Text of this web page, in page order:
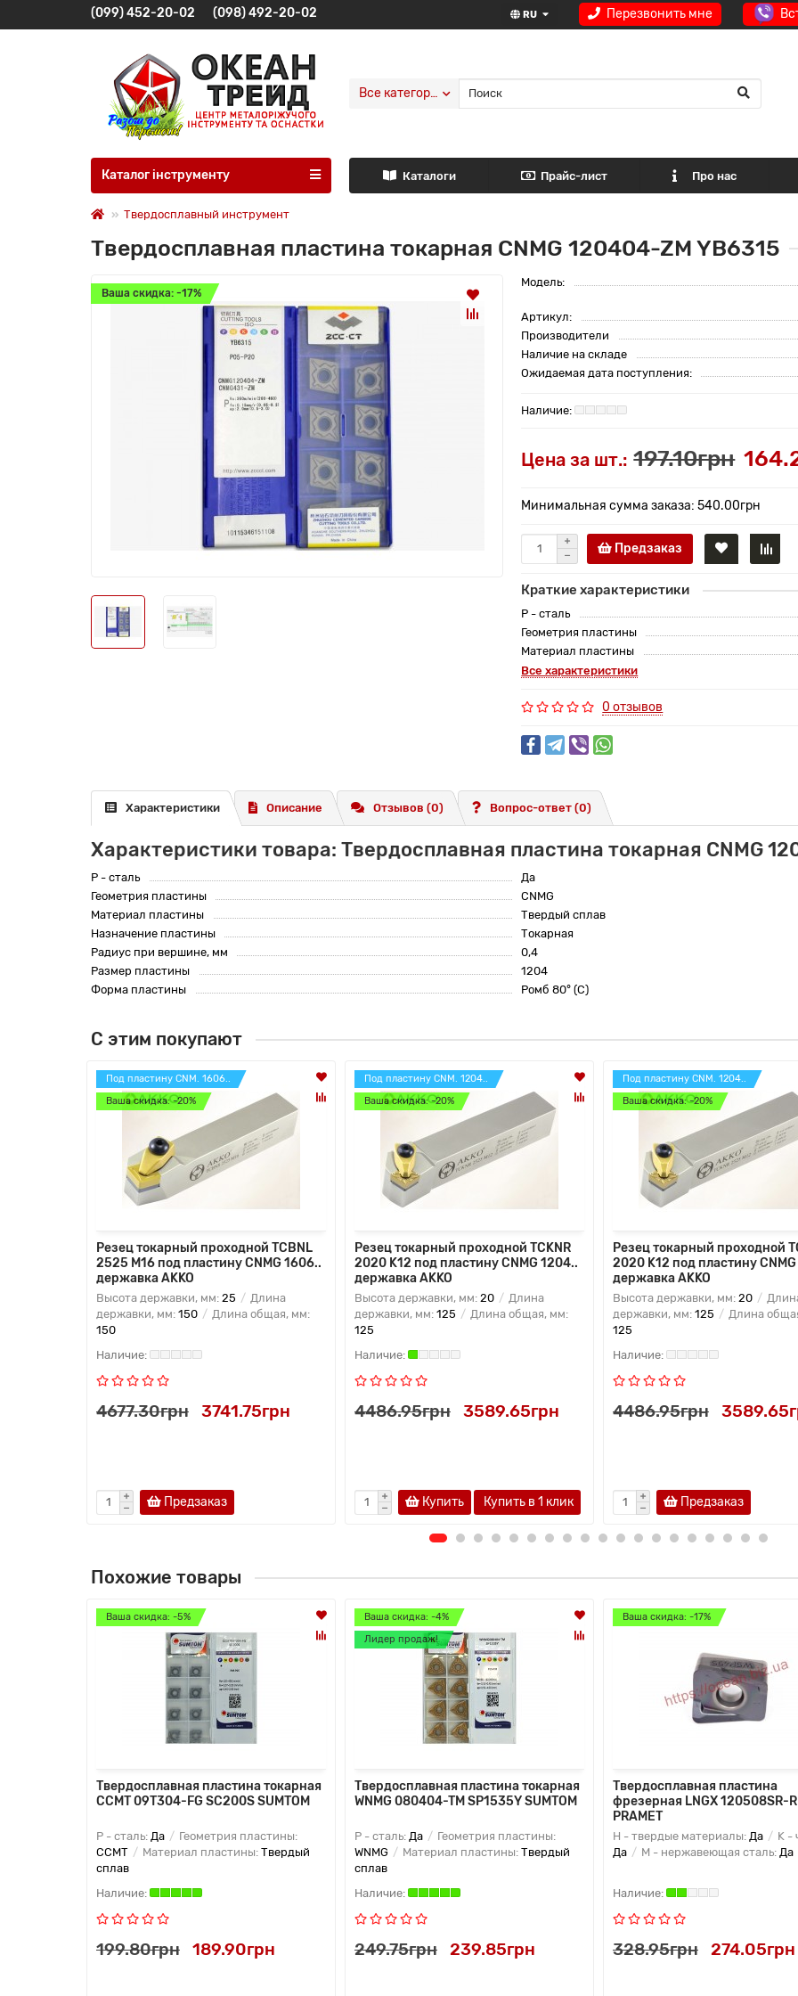
Перезвонить мне
RU
(099) 452-20-02 (098) 492-20-02
Все категории
Каталог інструменту Каталоги Прайс-лист Про нас
Твердосплавный инструмент
Твердосплавная пластина токарная CNMG 120404-ZM YB6315
Ваша скидка: -17%
Модель:
Артикул:
Производители
Наличие на складе
Ожидаемая дата поступления:
Цена за шт.: 197.10грн
Минимальная сумма заказа: 540.00грн
Предзаказ
Краткие характеристики
P - сталь
Геометрия пластины
Материал пластины
Все характеристики
0 отзывов
Характеристики Описание Отзывов (0) Вопрос-ответ (0)
Характеристики товара: Твердосплавная пластина токарная CNMG
P - сталь
Да
Геометрия пластины
CNMG
Материал пластины
Твердый сплав
Назначение пластины
Токарная
Радиус при вершине, мм
0,4
Размер пластины
1204
Форма пластины
Ромб 80° (C)
С этим покупают
Под пластину CNM. 1606..
Ваша скидка: -20%
Резец токарный проходной TCBNL
2525 M16 под пластину CNMG 1606..
державка AKKO
Высота державки, мм: 25
Длина
державки, мм: 150
Длина общая, мм:
150
4677.30грн 3741.75грн
Предзаказ
Под пластину CNM. 1204..
Ваша скидка: -20%
Резец токарный проходной TCKNR
2020 K12 под пластину CNMG 1204..
державка AKKO
Высота державки, мм: 20
Длина
державки, мм: 125
Длина общая, мм:
125
4486.95грн 3589.65грн
Купить Купить в 1 клик
Под пластину CNM. 1204..
Ваша скидка: -20%
Резец токарный проходной
2020 K12 под пластину
державка AKKO
Высота державки, мм: 20
державки, мм: 125
Длина
125
4486.95грн
Предзаказ
Похожие товары
Ваша скидка: -5%
Твердосплавная пластина токарная
CCMT 09T304-FG SC200S SUMTOM
P - сталь: Да
Геометрия пластины:
CCMT
Материал пластины: Твердый
сплав
199.80грн 189.90грн
Ваша скидка: -4%
Лидер продаж!
Твердосплавная пластина токарная
WNMG 080404-TM SP1535Y SUMTOM
P - сталь: Да
Геометрия пластины:
WNMG
Материал пластины: Твердый
сплав
249.75грн 239.85грн
Ваша скидка: -17%
Твердосплавная пластина
фрезерная LNGX 120508SR-
PRAMET
H - твердые материалы: Да
K -
Да
M - нержавеющая сталь: Да
328.95грн 274.05грн